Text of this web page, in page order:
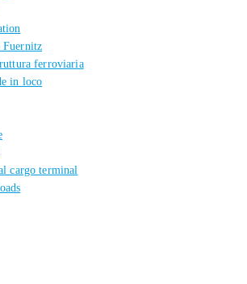
Fuernitz
ferroviaria
in loco
cargo terminal